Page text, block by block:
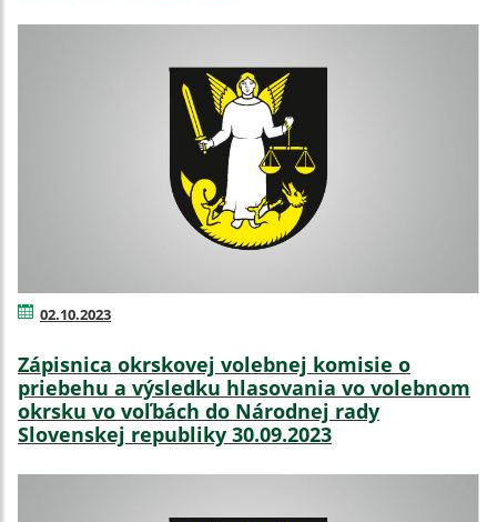
02.10.2023
Zápisnica okrskovej volebnej komisie o
priebehu a výsledku hlasovania vo volebnom
okrsku vo voľbách do Národnej rady
Slovenskej republiky 30.09.2023